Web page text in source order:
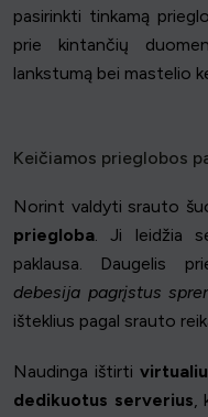
pasirinkti tinkamą
prie kintančių
lankstumą bei mastelio
Keičiamos prieglobos
Norint valdyti srauto
priegloba. Ji leidžia
paklausa. Daugelis
debesija pagrįstus
išteklius pagal srauto
Naudinga ištirti
dedikuotus serverius,